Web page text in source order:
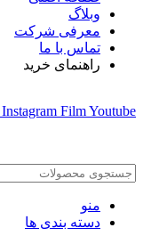
وبلاگ
معرفی شرکت
تماس با ما
راهنمای خرید
Instagram FilmYoutube
منو
دسته بندی ها